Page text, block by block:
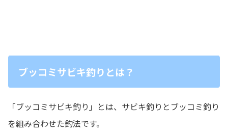
ブッコミサビキ釣りとは？
「ブッコミサビキ釣り」とは、サビキ釣りとブッコミ釣り
を組み合わせた釣法です。